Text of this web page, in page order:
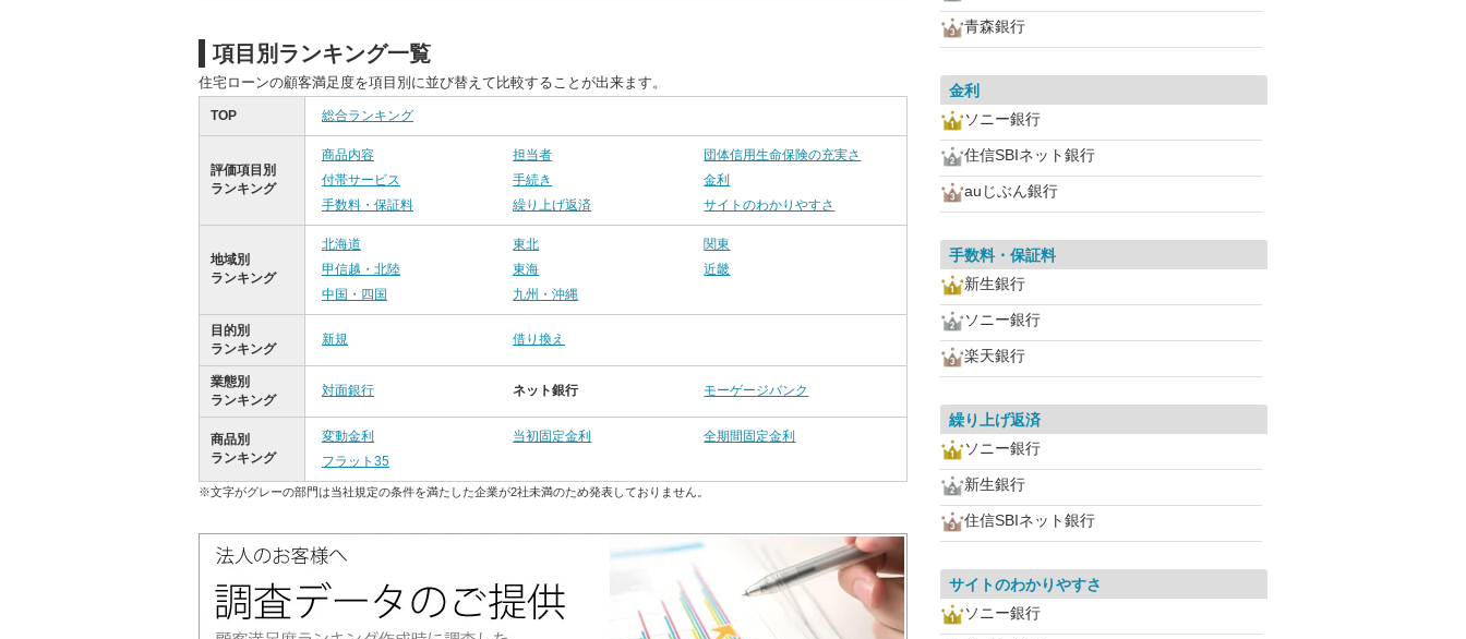
項目別ランキング一覧
住宅ローンの顧客満足度を項目別に並び替えて比較することが出来ます。
TOP 総合ランキング
評価項目別
ランキング
商品内容 担当者
団体信用生命保険の充実さ
付帯サービス
手続き
金利
手数料・保証料
繰り上げ返済 サイトのわかりやすさ
地域別
ランキング
北海道 東北
関東
甲信越・北陸
東海
近畿
中国・四国
九州・沖縄
目的別
ランキング
新規 借り換え
業態別
ランキング
対面銀行 ネット銀行 モーゲージバンク
商品別
ランキング
変動金利 当初固定金利
全期間固定金利
フラット35
※文字がグレーの部門は当社規定の条件を満たした企業が2社未満のため発表しておりません。
青森銀行
金利
ソニー銀行
住信SBIネット銀行
auじぶん銀行
手数料・保証料
新生銀行
ソニー銀行
楽天銀行
繰り上げ返済
ソニー銀行
新生銀行
住信SBIネット銀行
サイトのわかりやすさ
ソニー銀行